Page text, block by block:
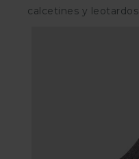
calcetines y leotardos